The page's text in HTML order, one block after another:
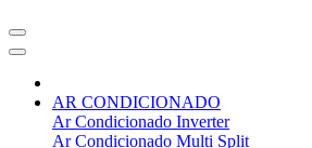
AR CONDICIONADO
Ar Condicionado Inverter
Ar Condicionado Multi Split